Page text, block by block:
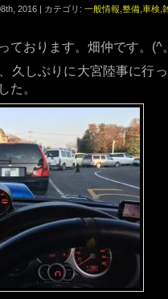
2016 | カテゴリ: 一般情報 整備 車検
ております。畑仲です。(^
久しぶりに大宮陸事に行
た。